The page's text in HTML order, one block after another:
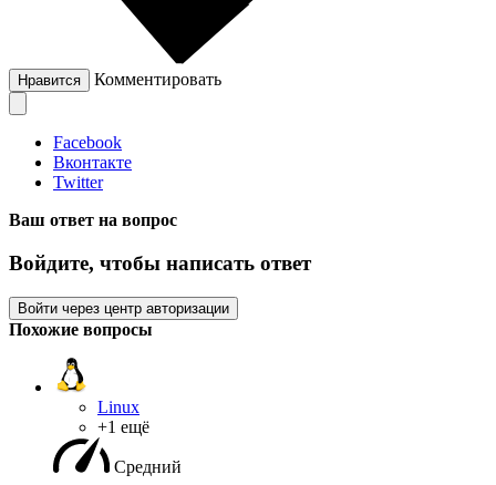
Нравится Комментировать
Facebook
Вконтакте
Twitter
Ваш ответ на вопрос
Войдите, чтобы написать ответ
Войти через центр авторизации
Похожие вопросы
Linux
+1 ещё
Средний